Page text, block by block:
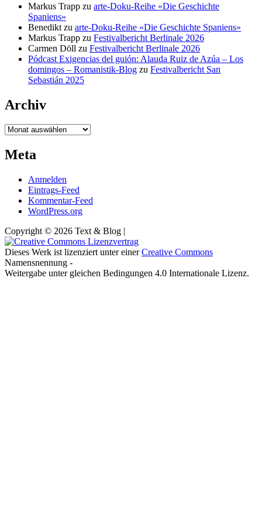
Markus Trapp zu arte-Doku-Reihe «Die Geschichte
Spaniens»
Benedikt zu arte-Doku-Reihe «Die Geschichte Spaniens»
Markus Trapp zu Festivalbericht Berlinale 2026
Carmen Döll zu Festivalbericht Berlinale 2026
Pódcast Exigencias del guión: Alauda Ruiz de Azúa – Los
domingos – Romanistik-Blog zu Festivalbericht San
Sebastián 2025
Archiv
Archiv
Meta
Anmelden
Eintrags-Feed
Kommentar-Feed
WordPress.org
Copyright © 2026 Text & Blog |
Dieses Werk ist lizenziert unter einerCreative Commons
Namensnennung -
Weitergabe unter gleichen Bedingungen 4.0 Internationale Lizenz.